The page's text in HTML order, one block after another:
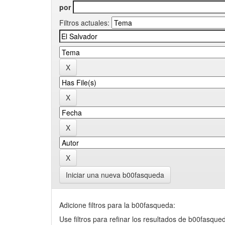
por
Filtros actuales:
Iniciar una nueva b00fasqueda
Adicione filtros para la b00fasqueda:
Use filtros para refinar los resultados de